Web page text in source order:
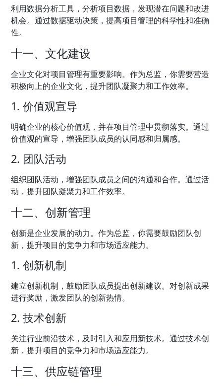
利用数据分析工具，分析项目数据，发现潜在问题和改进
机会。通过数据驱动决策，提高项目管理的科学性和准确
性。
十一、文化建设
企业文化对项目管理有重要影响。作为总监，你需要营造
积极向上的企业文化，提升团队凝聚力和工作效率。
1. 价值观宣导
明确企业的核心价值观，并在项目管理中贯彻落实。通过
价值观的宣导，增强团队成员的认同感和归属感。
2. 团队活动
组织团队活动，增强团队成员之间的沟通和合作。通过活
动，提升团队凝聚力和工作效率。
十二、创新管理
创新是企业发展的动力。作为总监，你需要鼓励团队创
新，提升项目的竞争力和市场适应能力。
1. 创新机制
建立创新机制，鼓励团队成员提出创新建议。对创新成果
进行奖励，激发团队的创新热情。
2. 技术创新
关注行业前沿技术，及时引入和应用新技术。通过技术创
新，提升项目的竞争力和市场适应能力。
十三、供应链管理